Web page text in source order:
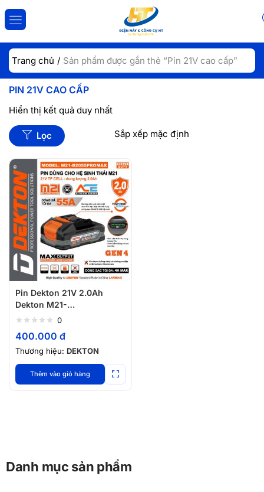
Nhập tài khoản và mật khẩu để đăng nhập.
Lưu đăng nhập
Đăng Nhập
Quên mật khẩu?
Trang chủ Sản phẩm được gắn thẻ “Pin 21V cao cấp”
PIN 21V CAO CẤP
Hiển thị kết quả duy nhất
Lọc
Pin Dekton 21V 2.0Ah
Dekton M21-
B2055PROMAX
0
400.000 đ
Thương hiệu: DEKTON
Thêm vào giỏ hàng
Danh mục sản phẩm